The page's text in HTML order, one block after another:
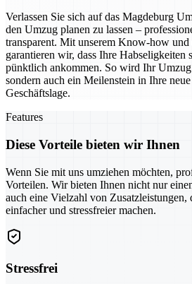
Verlassen Sie sich auf das Magdeburg
den Umzug planen zu lassen –
transparent. Mit unserem Know-how und
garantieren wir, dass Ihre Habseligkeiten
pünktlich ankommen. So wird Ihr
sondern auch ein Meilenstein in Ihre
Geschäftslage.
Features
Diese Vorteile bieten wir Ihnen
Wenn Sie mit uns umziehen möchten,
Vorteilen. Wir bieten Ihnen nicht nur
auch eine Vielzahl von
einfacher und stressfreier machen.
Stressfrei